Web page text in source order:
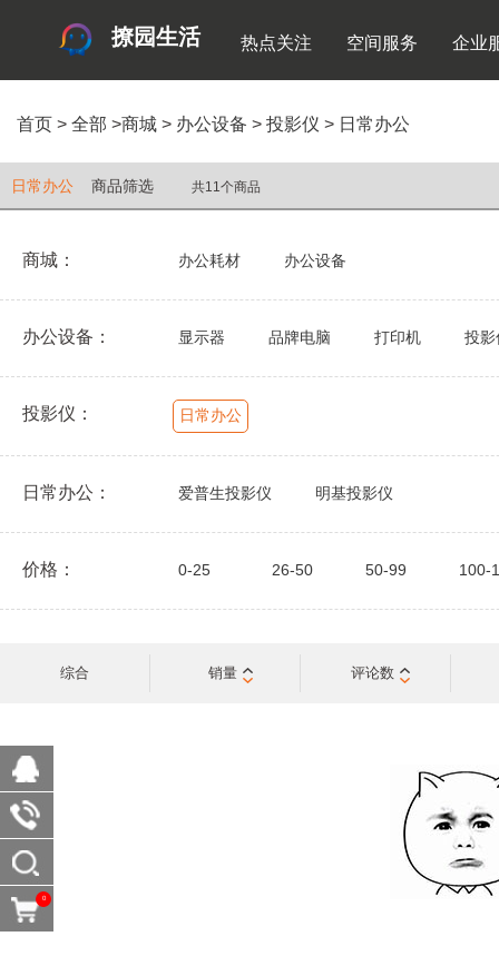
撩园生活 热点关注 空间服务 企业
首页 > 全部 >商城 > 办公设备 > 投影仪 > 日常办公
日常办公 商品筛选 共11个商品
商城： 办公耗材 办公设备
办公设备： 显示器 品牌电脑 打印机 投影
投影仪： 日常办公
日常办公： 爱普生投影仪 明基投影仪
价格： 0-25 26-50 50-99 100-
综合 销量 评论数
0